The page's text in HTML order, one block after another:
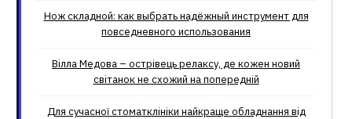
Нож складной: как выбрать надёжный инструмент для
повседневного использования
Вілла Медова – острівець релаксу, де кожен новий
світанок не схожий на попередній
Для сучасної стоматклініки найкраще обладнання від